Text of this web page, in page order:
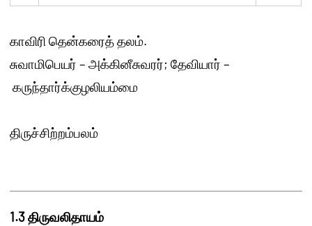
காவிரிதென்கரைத்தலம்.
சுவாமிபெயர் –அக்கினீசுவரர்;தேவியார் –
கருந்தார்க்குழலியம்மை
திருச்சிற்றம்பலம்
1.3திருவலிதாயம்